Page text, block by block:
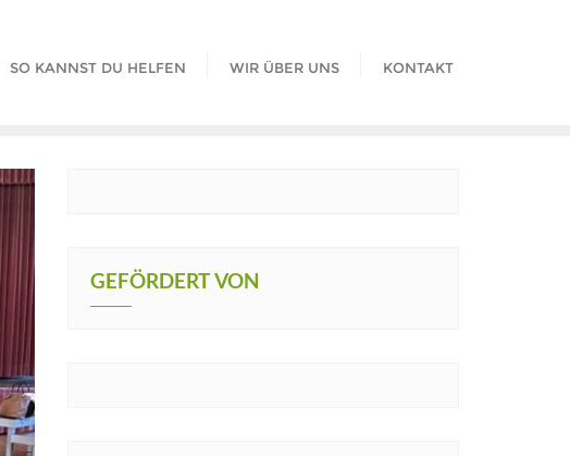
SO KANNST DU HELFEN WIR ÜBER UNS KONTAKT
GEFÖRDERT VON